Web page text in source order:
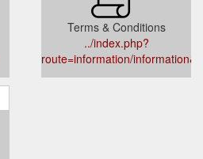
Terms & Conditions
../index.php?
route=information/